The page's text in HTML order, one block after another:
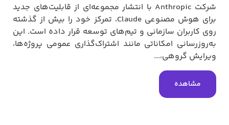
شرکت Anthropic با انتشار مجموعه‌ای از قابلیت‌های جدید
برای هوش مصنوعی Claude، تمرکز خود را بیش از گذشته
روی کاربران سازمانی و تیم‌های توسعه قرار داده است. این
به‌روزرسانی امکاناتی مانند اشتراک‌گذاری عمومی پروژه‌ها،
ویرایش گروهی،...
مشاهده